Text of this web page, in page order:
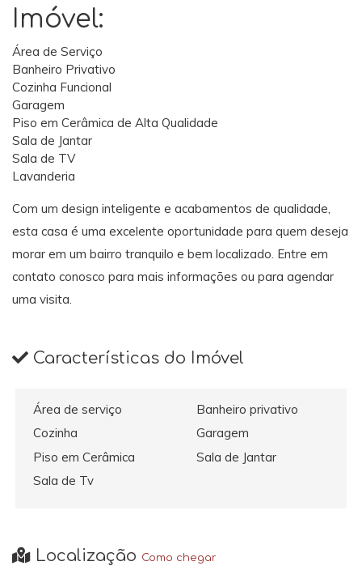
Imóvel:
Área de Serviço
Banheiro Privativo
Cozinha Funcional
Garagem
Piso em Cerâmica de Alta Qualidade
Sala de Jantar
Sala de TV
Lavanderia
Com um design inteligente e acabamentos de qualidade,
esta casa é uma excelente oportunidade para quem deseja
morar em um bairro tranquilo e bem localizado. Entre em
contato conosco para mais informações ou para agendar
uma visita.
Características do Imóvel
Área de serviço
Banheiro privativo
Cozinha
Garagem
Piso em Cerâmica
Sala de Jantar
Sala de Tv
Localização Como chegar